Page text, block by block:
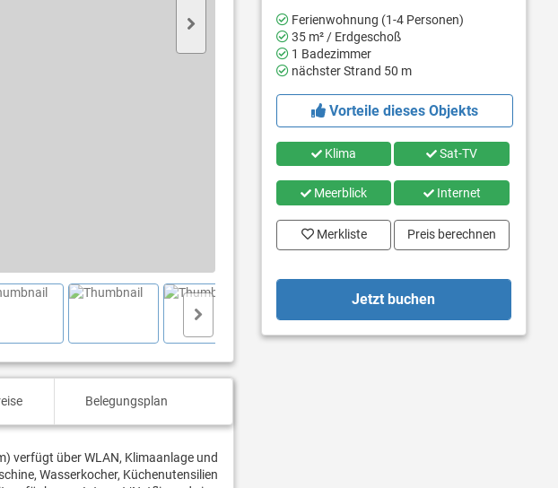
Belegungsplan
verfügt über WLAN, Klimaanlage und
Wasserkocher, Küchenutensilien
Ferienwohnung (1-4 Personen)
35 m² / Erdgeschoß
1 Badezimmer
nächster Strand 50 m
Vorteile dieses Objekts
Klima Sat-TV
Meerblick Internet
Merkliste Preis berechnen
Jetzt buchen